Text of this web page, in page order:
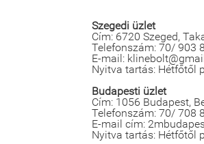
Szegedi üzlet
Cím: 6720 Szeged,
Telefonszám: 70/ 903
E-mail:
Nyitva tartás: Hétfőtől
Budapesti üzlet
Cím: 1056 Budapest,
Telefonszám: 70/ 708
E-mail cím:
Nyitva tartás: Hétfőtől